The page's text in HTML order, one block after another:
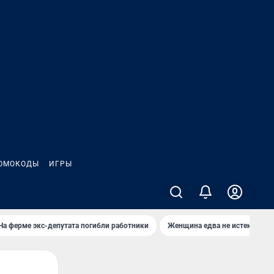
ИГРЫ
ферме экс-депутата погибли работники Женщина едва не истекла